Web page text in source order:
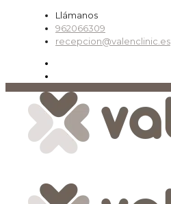
Llámanos
962066309
recepcion@valenclinic.es